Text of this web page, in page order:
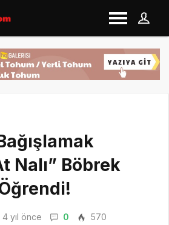
Nalı” Böbrek
4 yıl önce 0
570